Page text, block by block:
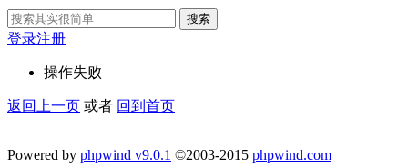
搜索
登录注册
操作失败
返回上一页 或者 回到首页
Powered by phpwind v9.0.1 ©2003-2015 phpwind.com